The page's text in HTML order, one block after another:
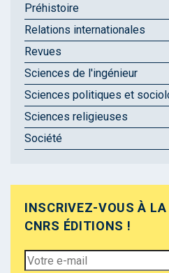
Préhistoire
Relations internationales
Revues
Sciences de l'ingénieur
Sciences politiques et
Sciences religieuses
Société
INSCRIVEZ-VOUS À LA
CNRS ÉDITIONS !